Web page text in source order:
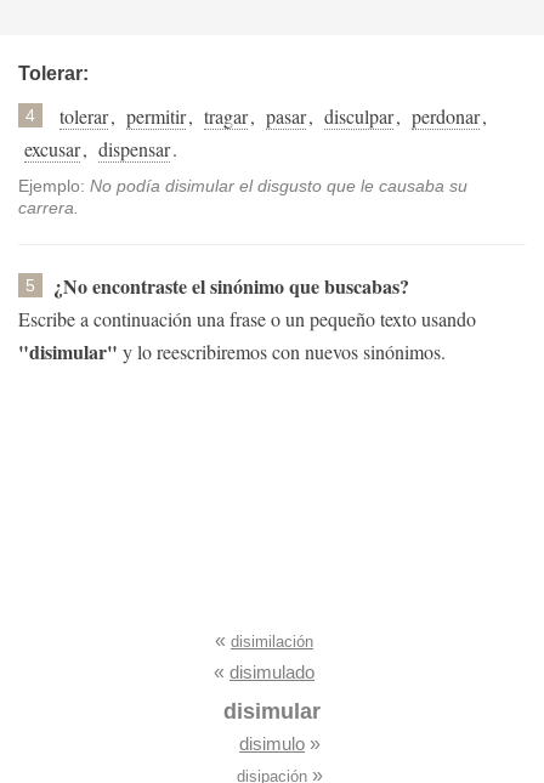
Tolerar:
4 tolerar, permitir, tragar, pasar, disculpar, perdonar,
excusar, dispensar.
Ejemplo: No podía disimular el disgusto que le causaba su
carrera.
5 ¿No encontraste el sinónimo que buscabas?
Escribe a continuación una frase o un pequeño texto usando
"disimular" y lo reescribiremos con nuevos sinónimos.
« disimilación
« disimulado
disimular
disimulo »
disipación »